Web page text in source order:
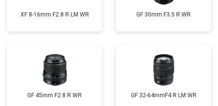
XF 8-16mm F2.8 R LM WR GF 30mm F3.5 R WR
GF 45mm F2.8 R WR GF 32-64mmF4 R LM WR